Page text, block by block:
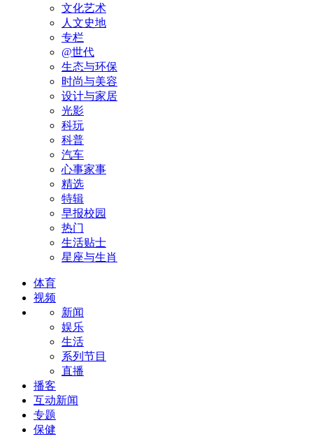
文化艺术
人文史地
专栏
@世代
生态与环保
时尚与美容
设计与家居
光影
科玩
科普
汽车
心事家事
精选
特辑
早报校园
热门
生活贴士
星座与生肖
体育
视频
新闻
娱乐
生活
系列节目
直播
播客
互动新闻
专题
保健